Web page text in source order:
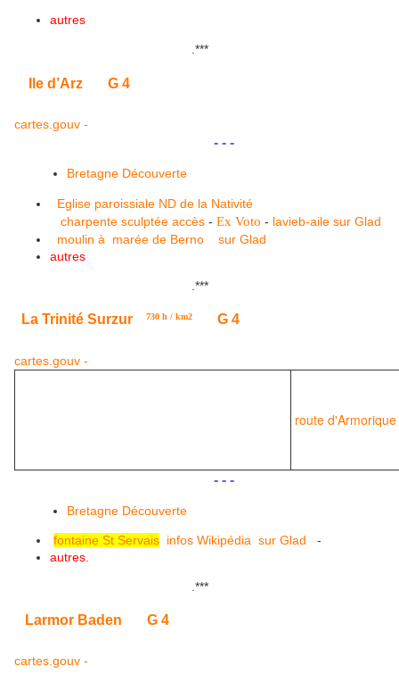
autres
***
Ile d’Arz G 4
cartes.gouv -
- - -
Bretagne Découverte
Eglise paroissiale ND de la Nativité
charpente sculptée accès - Ex Voto - lavieb-aile sur Glad
moulin à marée de Berno
sur Glad
autres
***
La Trinité Surzur 730 h / km2 G 4
cartes.gouv -
route d'Armorique
- - -
Bretagne Découverte
fontaine St Servais infos Wikipédia sur Glad -
autres.
***
Larmor Baden G 4
cartes.gouv -